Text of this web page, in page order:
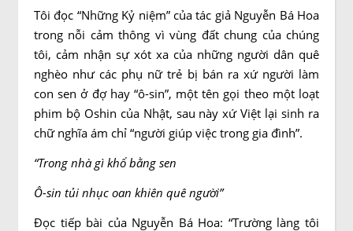
Tôi đọc “Những Kỷ niệm” của tác giả Nguyễn Bá Hoa
trong nỗi cảm thông vì vùng đất chung của chúng
tôi, cảm nhận sự xót xa của những người dân quê
nghèo như các phụ nữ trẻ bị bán ra xứ người làm
con sen ở đợ hay “ô-sin”, một tên gọi theo một loạt
phim bộ Oshin của Nhật, sau này xứ Việt lại sinh ra
chữ nghĩa ám chỉ “người giúp việc trong gia đình”.
“Trong nhà gì khổ bằng sen
Ô-sin tủi nhục oan khiên quê người”
Đọc tiếp bài của Nguyễn Bá Hoa: “Trường làng tôi